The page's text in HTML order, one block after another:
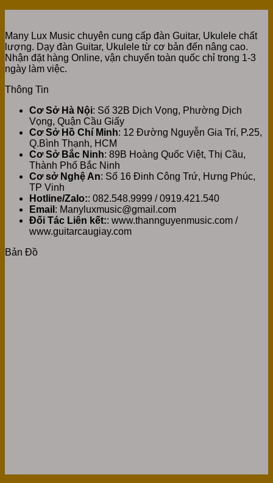
Many Lux Music chuyên cung cấp đàn Guitar, Ukulele chất
lượng. Dạy đàn Guitar, Ukulele từ cơ bản đến nâng cao.
Nhận đặt hàng Online, vận chuyển toàn quốc chỉ trong 1-3
ngày làm việc.
Thông Tin
Cơ Sở Hà Nội: Số 32B Dịch Vọng, Phường Dịch
Vọng, Quận Cầu Giấy
Cơ Sở Hồ Chí Minh: 12 Đường Nguyễn Gia Trí, P.25,
Q.Bình Thạnh, HCM
Cơ Sở Bắc Ninh: 89B Hoàng Quốc Việt, Thị Cầu,
Thành Phố Bắc Ninh
Cơ sở Nghệ An: Số 16 Đinh Công Trứ, Hưng Phúc,
TP Vinh
Hotline/Zalo:: 082.548.9999 / 0919.421.540
Email : Manyluxmusic@gmail.com
Đối Tác Liên kết:: www.thannguyenmusic.com /
www.guitarcaugiay.com
Bản Đồ